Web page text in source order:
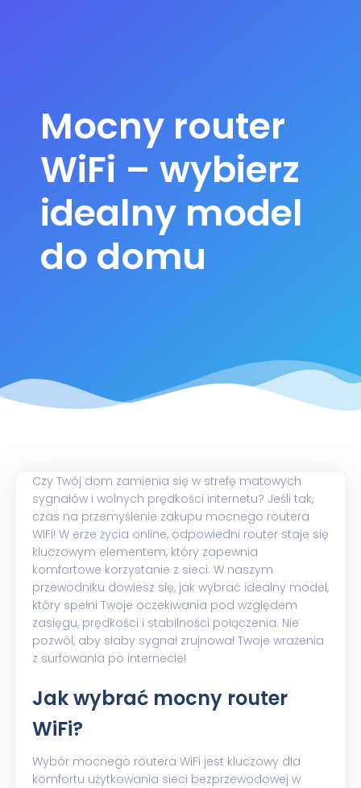
Mocny router
WiFi – wybierz
idealny model
do domu
Czy Twój dom zamienia się w strefę matowych
sygnałów i wolnych prędkości internetu? Jeśli tak,
czas na przemyślenie zakupu mocnego routera
WiFi! W erze życia online, odpowiedni router staje się
kluczowym elementem, który zapewnia
komfortowe korzystanie z sieci. W naszym
przewodniku dowiesz się, jak wybrać idealny model,
który spełni Twoje oczekiwania pod względem
zasięgu, prędkości i stabilności połączenia. Nie
pozwól, aby słaby sygnał zrujnował Twoje wrażenia
z surfowania po internecie!
Jak wybrać mocny router
WiFi?
Wybór mocnego routera WiFi jest kluczowy dla
komfortu użytkowania sieci bezprzewodowej w